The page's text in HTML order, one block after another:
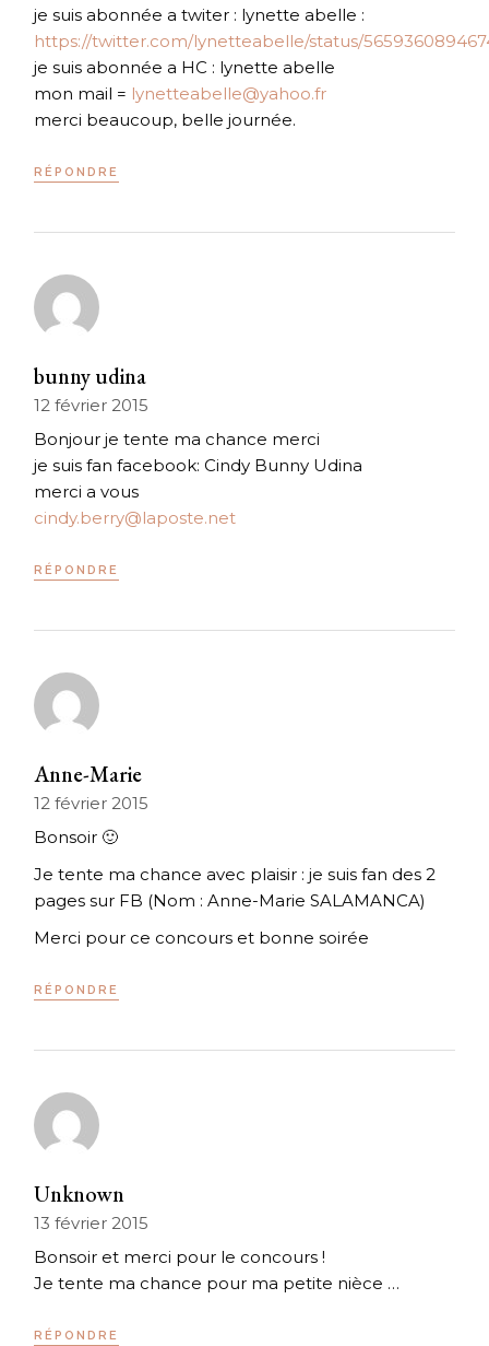
je suis abonnée a twiter : lynette abelle :
https://twitter.com/lynetteabelle/status/
je suis abonnée a HC : lynette abelle
mon mail = lynetteabelle@yahoo.fr
merci beaucoup, belle journée.
RÉPONDRE
bunny udina
12 février 2015
Bonjour je tente ma chance merci
je suis fan facebook: Cindy Bunny Udina
merci a vous
cindy.berry@laposte.net
RÉPONDRE
Anne-Marie
12 février 2015
Bonsoir 🙂
Je tente ma chance avec plaisir : je suis fan des 2
pages sur FB (Nom : Anne-Marie SALAMANCA)
Merci pour ce concours et bonne soirée
RÉPONDRE
Unknown
13 février 2015
Bonsoir et merci pour le concours !
Je tente ma chance pour ma petite nièce …
RÉPONDRE